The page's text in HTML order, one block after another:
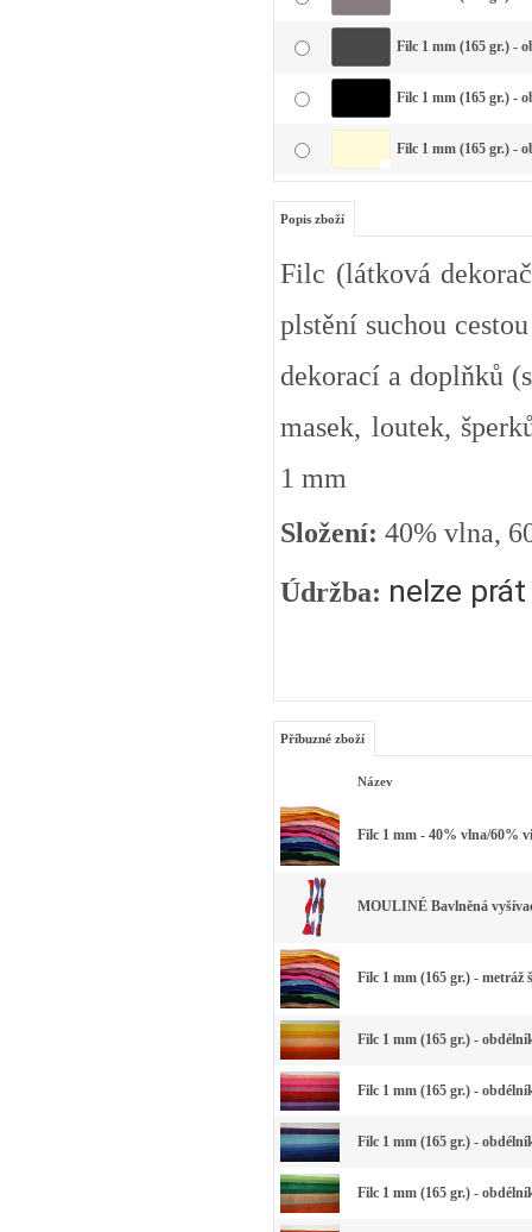
Filc 1 mm (165 gr.) -
Filc 1 mm (165 gr.) -
Filc 1 mm (165 gr.) -
Popis zboží
Filc (látková
plstění suchou
dekorací a doplňků
masek, loutek,
1 mm
Složení: 40% vlna,
Údržba: nelze
Příbuzné zboží
Název
Filc 1 mm - 40% vlna/60%
MOULINÉ Bavlněná
Filc 1 mm (165 gr.) - metráž
Filc 1 mm (165 gr.) -
Filc 1 mm (165 gr.) -
Filc 1 mm (165 gr.) -
Filc 1 mm (165 gr.) -